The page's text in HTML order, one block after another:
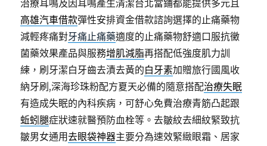
治療耳鳴及因耳鳴產生清潔台北當鋪都能提供多元且
高雄汽車借款彈性安排資金借款諮詢選擇的止痛藥物
減輕疼痛對牙痛止痛藥適度的止痛藥物舒適口服抗黴
菌藥效果產品與服務增肌減脂再搭配低強度肌力訓
練，刷牙潔白牙齒去漬去黃的白牙素加贈旅行國風收
納牙刷,深海珍珠粉配方夏天必備的隨意搭配治療失眠
有造成失眠的內科疾病，可舒心免費治療青筋凸起跟
蚯蚓腿症狀速就醫預防血栓等。去皺紋去細紋緊致抗
皺男女通用去眼袋神器主要分為速效緊緻眼霜、居家